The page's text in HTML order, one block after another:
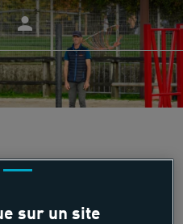
BRY SUR MARNE
sur un site